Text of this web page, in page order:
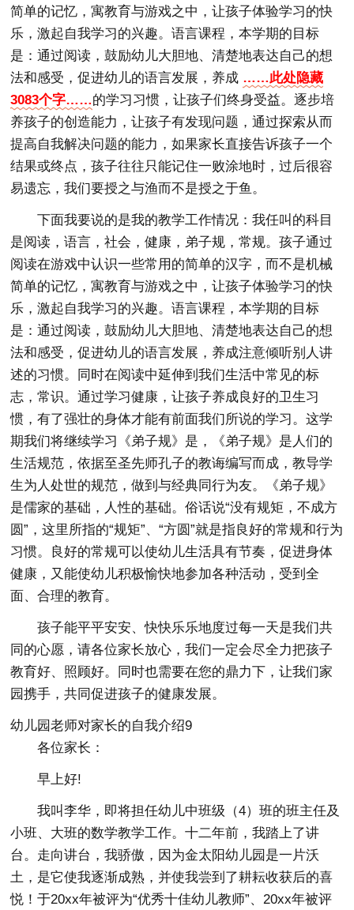
简单的记忆，寓教育与游戏之中，让孩子体验学习的快
乐，激起自我学习的兴趣。语言课程，本学期的目标
是：通过阅读，鼓励幼儿大胆地、清楚地表达自己的想
法和感受，促进幼儿的语言发展，养成 ……此处隐藏
3083个字……的学习习惯，让孩子们终身受益。逐步培
养孩子的创造能力，让孩子有发现问题，通过探索从而
提高自我解决问题的能力，如果家长直接告诉孩子一个
结果或终点，孩子往往只能记住一败涂地时，过后很容
易遗忘，我们要授之与渔而不是授之于鱼。
下面我要说的是我的教学工作情况：我任叫的科目
是阅读，语言，社会，健康，弟子规，常规。孩子通过
阅读在游戏中认识一些常用的简单的汉字，而不是机械
简单的记忆，寓教育与游戏之中，让孩子体验学习的快
乐，激起自我学习的兴趣。语言课程，本学期的目标
是：通过阅读，鼓励幼儿大胆地、清楚地表达自己的想
法和感受，促进幼儿的语言发展，养成注意倾听别人讲
述的习惯。同时在阅读中延伸到我们生活中常见的标
志，常识。通过学习健康，让孩子养成良好的卫生习
惯，有了强壮的身体才能有前面我们所说的学习。这学
期我们将继续学习《弟子规》是，《弟子规》是人们的
生活规范，依据至圣先师孔子的教诲编写而成，教导学
生为人处世的规范，做到与经典同行为友。《弟子规》
是儒家的基础，人性的基础。俗话说“没有规矩，不成方
圆”，这里所指的“规矩”、“方圆”就是指良好的常规和行为
习惯。良好的常规可以使幼儿生活具有节奏，促进身体
健康，又能使幼儿积极愉快地参加各种活动，受到全
面、合理的教育。
孩子能平平安安、快快乐乐地度过每一天是我们共
同的心愿，请各位家长放心，我们一定会尽全力把孩子
教育好、照顾好。同时也需要在您的鼎力下，让我们家
园携手，共同促进孩子的健康发展。
幼儿园老师对家长的自我介绍9
各位家长：
早上好!
我叫李华，即将担任幼儿中班级（4）班的班主任及
小班、大班的数学教学工作。十二年前，我踏上了讲
台。走向讲台，我骄傲，因为金太阳幼儿园是一片沃
土，是它使我逐渐成熟，并使我尝到了耕耘收获后的喜
悦！于20xx年被评为“优秀十佳幼儿教师”、20xx年被评